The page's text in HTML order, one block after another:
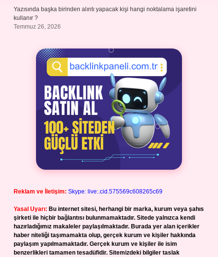
Yazısında başka birinden alıntı yapacak kişi hangi noktalama işaretini
kullanır ?
Temmuz 26, 2026
Reklam ve İletişim: Skype: live:.cid.575569c608265c69
Yasal Uyarı: Bu internet sitesi, herhangi bir marka, kurum veya şahıs
şirketi ile hiçbir bağlantısı bulunmamaktadır. Sitede yalnızca kendi
hazırladığımız makaleler paylaşılmaktadır. Burada yer alan içerikler
haber niteliği taşımamakta olup, gerçek kurum ve kişiler hakkında
paylaşım yapılmamaktadır. Gerçek kurum ve kişiler ile isim
benzerlikleri tamamen tesadüfidir. Sitemizdeki bilgiler taslak